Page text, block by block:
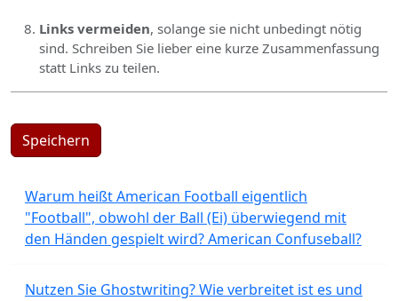
Links vermeiden, solange sie nicht unbedingt nötig
sind. Schreiben Sie lieber eine kurze Zusammenfassung
statt Links zu teilen.
Speichern
Warum heißt American Football eigentlich
"Football", obwohl der Ball (Ei) überwiegend mit
den Händen gespielt wird? American Confuseball?
Nutzen Sie Ghostwriting? Wie verbreitet ist es und